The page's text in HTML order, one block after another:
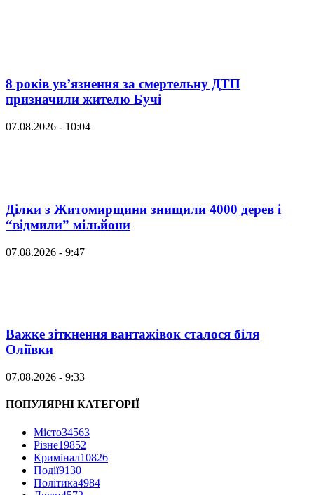
8 років ув’язнення за смертельну ДТП
призначили жителю Бучі
07.08.2026 - 10:04
Ділки з Житомирщини знищили 4000 дерев і
“відмили” мільйони
07.08.2026 - 9:47
Важке зіткнення вантажівок сталося біля
Оліївки
07.08.2026 - 9:33
ПОПУЛЯРНІ КАТЕГОРІЇ
Місто34563
Різне19852
Кримінал10826
Події9130
Політика4984